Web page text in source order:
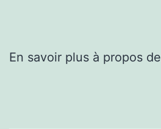
En savoir plus à propos de